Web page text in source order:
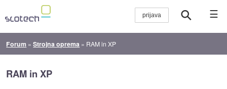
☰
Forum »Strojna oprema » RAM in XP
RAM in XP